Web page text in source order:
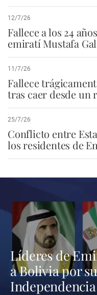
12/7/26
Fallece a los 24
emiratí Mustafa
11/7/26
Fallece
tras caer desde un
25/7/26
Conflicto entre
los residentes de
Líderes de
a Bolivia por
Independencia